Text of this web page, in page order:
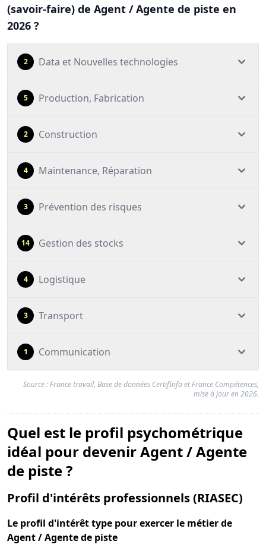
(savoir-faire) de Agent / Agente de piste en
2026 ?
2 Data et Nouvelles technologies
5 Production, Fabrication
2 Construction
4 Maintenance, Réparation
3 Prévention des risques
14 Gestion des stocks
4 Logistique
3 Transport
1 Communication
Source : France travail, Base de données CertifInfo et France Compétences,
mise à jour en 2026.
Quel est le profil psychométrique
idéal pour devenir Agent / Agente
de piste ?
Profil d'intérêts professionnels (RIASEC)
Le profil d'intérêt type pour exercer le métier de
Agent / Agente de piste